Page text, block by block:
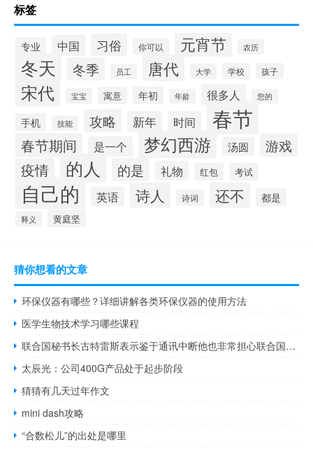
标签
专业 中国 习俗 你可以 元宵节 农历
冬天 冬季 员工 唐代 大学 学校 孩子
宋代 宝宝 寓意 年初 年龄 很多人 您的
手机 技能 攻略 新年 时间 春节
春节期间 是一个 梦幻西游 汤圆 游戏
疫情 的人 的是 礼物 红包 考试
自己的 英语 诗人 诗词 还不 都是
释义 黄庭坚
猜你想看的文章
环保仪器有哪些？详细讲解各类环保仪器的使用方法
医学生物技术学习哪些课程
联合国秘书长古特雷斯表示鉴于通讯中断他也非常担心联合国驻加沙工作人员
太辰光：公司400G产品处于起步阶段
猜猜有几天过年作文
mini dash攻略
“合数松儿”的出处是哪里